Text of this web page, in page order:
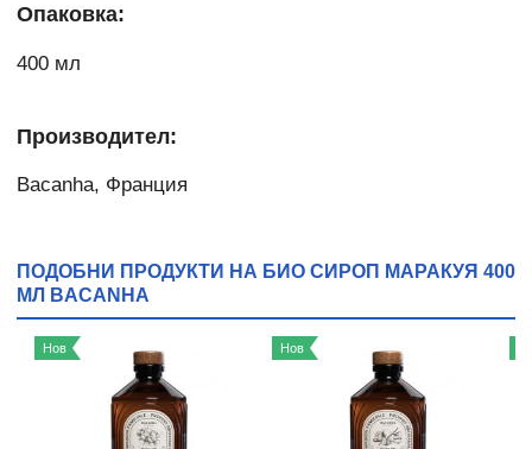
Опаковка:
400 мл
Производител:
Bacanha, Франция
ПОДОБНИ ПРОДУКТИ НА БИО СИРОП МАРАКУЯ 400
МЛ BACANHA
Нов Нов